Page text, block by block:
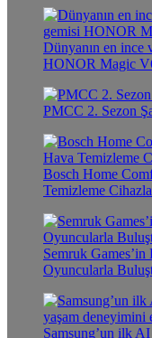
Dünyanın en ince
HONOR Magic
PMCC 2. Sezon
Bosch Home
Temizleme
Semruk
Oyuncularla
Samsung’un ilk